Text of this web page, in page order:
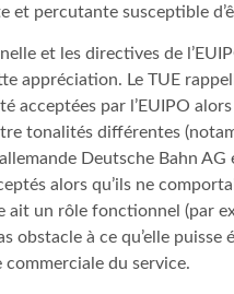
et percutante susceptible
et les directives de
appréciation. Le TUE
acceptées par l’EUIPO
tonalités différentes
Deutsche Bahn
alors qu’ils ne
ait un rôle fonctionnel (par
obstacle à ce qu’elle
commerciale du service.